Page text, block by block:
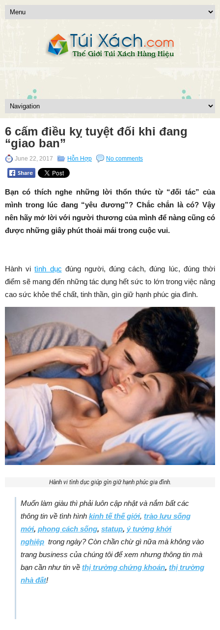
6 cấm điều kỵ tuyệt đối khi đang
“giao ban”
June 22, 2017 Hỗn Hợp No comments
Bạn có thích nghe những lời thổn thức từ “đối tác” của
mình trong lúc đang “yêu đương”? Chắc chắn là có? Vậy
nên hãy mở lời với người thương của mình để nàng cũng có
được những giây phút thoải mái trong cuộc vui.
Hành vitình dục đúng người, đúng cách, đúng lúc, đúng thời
điểm sẽ mang đến những tác dụng hết sức to lớn trong việc nâng
cao sức khỏe thể chất, tinh thần, gìn giữ hạnh phúc gia đình.
Hành vi tình dục giúp gìn giữ hạnh phúc gia đình.
Muốn làm giàu thì phải luôn cập nhật và nắm bất các
thông tin về tình hình kinh tế thế giới, trào lưu sống
mới, phong cách sống, statup, ý tưởng khởi
nghiệp trong ngày? Còn chần chừ gì nữa mà không vào
trang business của chúng tôi để xem nhưng thông tin mà
bạn cần như tin về thị trường chứng khoán, thị trường
nhà đất!